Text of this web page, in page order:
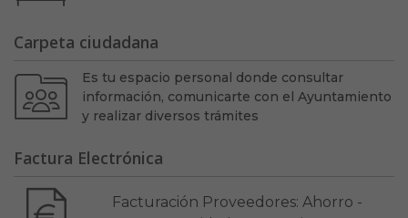
Carpeta ciudadana
Es tu espacio personal donde consultar
información, comunicarte con el Ayuntamiento
y realizar diversos trámites
Factura Electrónica
Facturación Proveedores: Ahorro -